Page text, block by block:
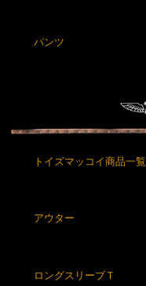
パンツ
トイズマッコイ商品一覧
アウター
ロングスリーブＴ